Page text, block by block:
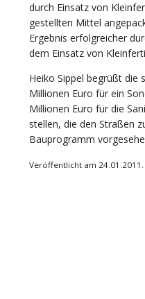
durch Einsatz von
gestellten Mittel
Ergebnis erfolgreicher
dem Einsatz von
Heiko Sippel begrüßt die
Millionen Euro für ein
Millionen Euro für die
stellen, die den Straßen
Bauprogramm
Veröffentlicht am 24.01.2011.